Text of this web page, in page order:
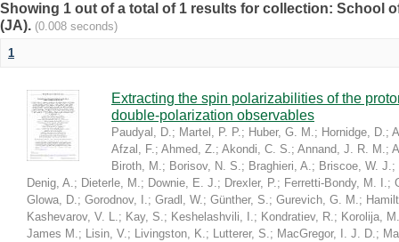
Showing 1 out of a total of 1 results for collection: School
(JA). (0.008 seconds)
1
Extracting the spin polarizabilities of the
double-polarization observables
Paudyal, D.; Martel, P. P.; Huber, G. M.; Hornidge, D.;
Afzal, F.; Ahmed, Z.; Akondi, C. S.; Annand, J. R. M.;
Biroth, M.; Borisov, N. S.; Braghieri, A.; Briscoe, W. J.;
Denig, A.; Dieterle, M.; Downie, E. J.; Drexler, P.; Ferretti-Bondy, M. I.;
Glowa, D.; Gorodnov, I.; Gradl, W.; Günther, S.; Gurevich, G. M.;
Kashevarov, V. L.; Kay, S.; Keshelashvili, I.; Kondratiev, R.; Korolija, M.
James M.; Lisin, V.; Livingston, K.; Lutterer, S.; MacGregor, I. J. D.;